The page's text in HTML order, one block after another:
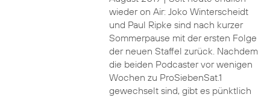
wieder on Air: Joko Winterscheidt
und Paul Ripke sind nach kurzer
Sommerpause mit der ersten Folge
der neuen Staffel zurück. Nachdem
die beiden Podcaster vor wenigen
Wochen zu ProSiebenSat.1
gewechselt sind, gibt es pünktlich